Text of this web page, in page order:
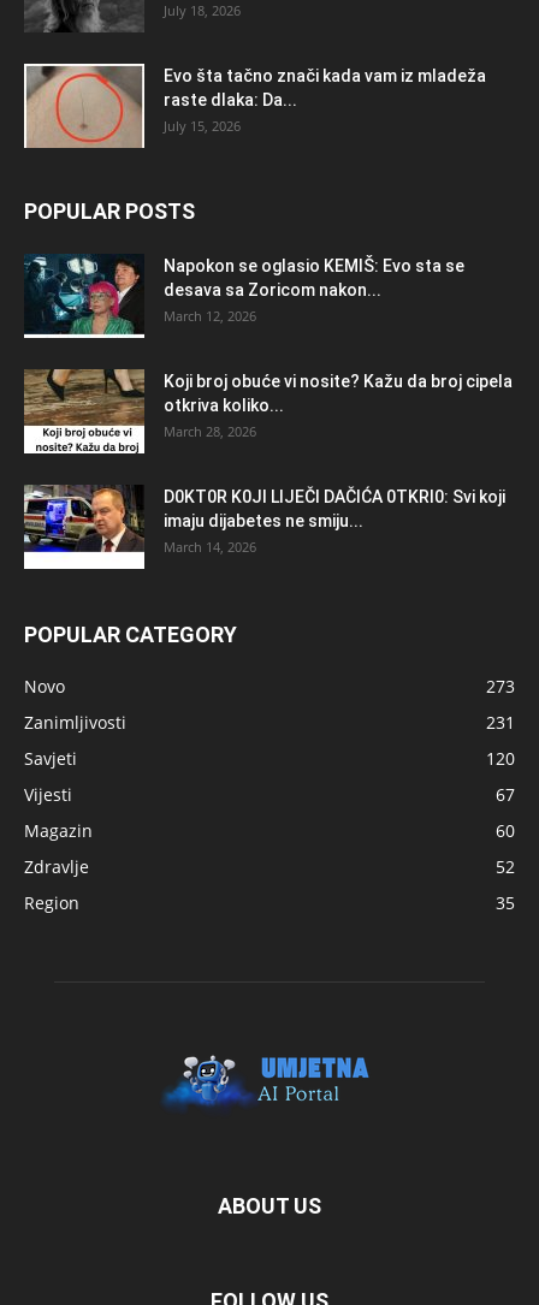
July 18, 2026
Evo šta tačno znači kada vam iz mladeža
raste dlaka: Da...
July 15, 2026
POPULAR POSTS
Napokon se oglasio KEMlŠ: Evo sta se
desava sa Zoricom nakon...
March 12, 2026
Koji broj obuće vi nosite? Kažu da broj cipela
otkriva koliko...
March 28, 2026
D0KT0R K0Jl LlJEČl DAČlĆA 0TKRl0: Svi koji
imaju dijabetes ne smiju...
March 14, 2026
POPULAR CATEGORY
Novo
273
Zanimljivosti
231
Savjeti
120
Vijesti
67
Magazin
60
Zdravlje
52
Region
35
ABOUT US